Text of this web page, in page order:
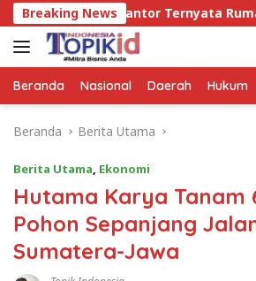
Langsung
ke
konten
Breaking News
Kosong dan Lahan Kosong,
Beranda Nasional Daerah Hukum
Beranda Berita Utama
Berita Utama, Ekonomi
Hutama Karya Tanam
Pohon Sepanjang
Sumatera-Jawa